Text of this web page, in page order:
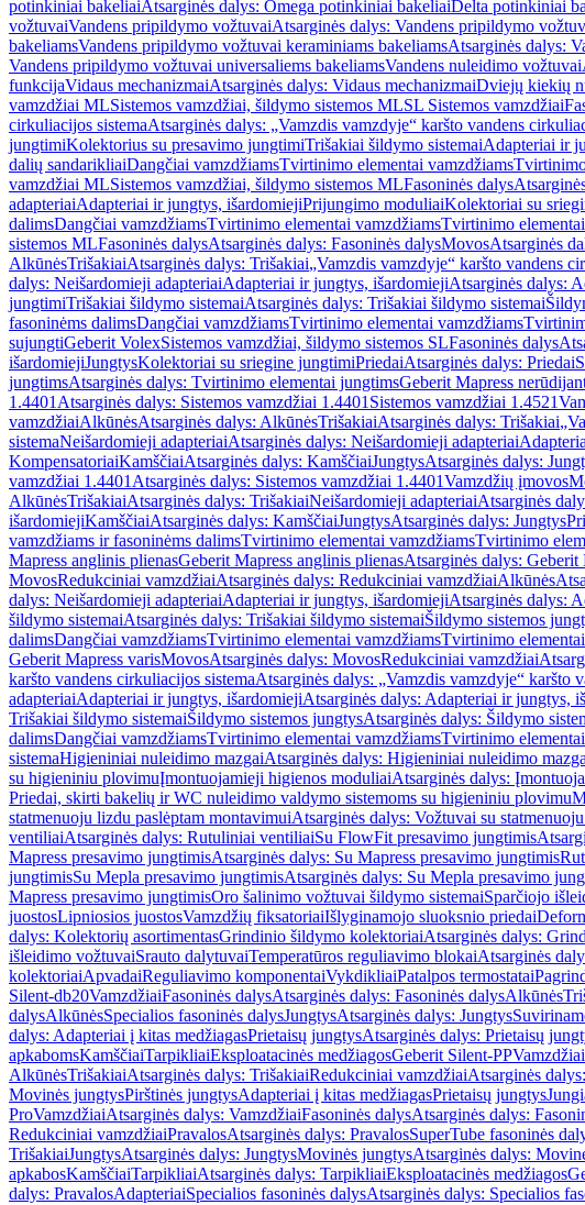
potinkiniai bakeliaiAtsarginės dalys: Omega potinkiniai bakeliaiDelta potinkiniai
vožtuvaiVandens pripildymo vožtuvaiAtsarginės dalys: Vandens pripildymo
bakeliamsVandens pripildymo vožtuvai keraminiams bakeliamsAtsarginės dalys:
Vandens pripildymo vožtuvai universaliems bakeliamsVandens nuleidimo vožtuvai
funkcijaVidaus mechanizmaiAtsarginės dalys: Vidaus mechanizmaiDviejų kiekių
vamzdžiai MLSistemos vamzdžiai, šildymo sistemos MLSL Sistemos vamzdžiai
cirkuliacijos sistemaAtsarginės dalys: „Vamzdis vamzdyje“ karšto vandens
jungtimiKolektorius su presavimo jungtimiTrišakiai šildymo sistemaiAdapteriai ir
dalių sandarikliaiDangčiai vamzdžiamsTvirtinimo elementai vamzdžiams
vamzdžiai MLSistemos vamzdžiai, šildymo sistemos MLFasoninės dalys
adapteriaiAdapteriai ir jungtys, išardomiejiPrijungimo moduliaiKolektoriai su
dalimsDangčiai vamzdžiamsTvirtinimo elementai vamzdžiamsTvirtinimo
sistemos MLFasoninės dalysAtsarginės dalys: Fasoninės dalysMovosAtsarginės
AlkūnėsTrišakiaiAtsarginės dalys: Trišakiai„Vamzdis vamzdyje“ karšto vandens
dalys: Neišardomieji adapteriaiAdapteriai ir jungtys, išardomiejiAtsarginės dalys:
jungtimiTrišakiai šildymo sistemaiAtsarginės dalys: Trišakiai šildymo sistemai
fasoninėms dalimsDangčiai vamzdžiamsTvirtinimo elementai vamzdžiams
sujungtiGeberit VolexSistemos vamzdžiai, šildymo sistemos SLFasoninės dalys
išardomiejiJungtysKolektoriai su sriegine jungtimiPriedaiAtsarginės dalys: Priedai
jungtimsAtsarginės dalys: Tvirtinimo elementai jungtimsGeberit Mapress
1.4401 Atsarginės dalys: Sistemos vamzdžiai 1.4401 Sistemos vamzdžiai 1.4521
vamzdžiaiAlkūnėsAtsarginės dalys: AlkūnėsTrišakiaiAtsarginės dalys: Trišakiai
sistemaNeišardomieji adapteriaiAtsarginės dalys: Neišardomieji adapteriai
KompensatoriaiKamščiaiAtsarginės dalys: KamščiaiJungtysAtsarginės dalys:
vamzdžiai 1.4401 Atsarginės dalys: Sistemos vamzdžiai 1.4401Vamzdžių įmovos
AlkūnėsTrišakiaiAtsarginės dalys: TrišakiaiNeišardomieji adapteriaiAtsarginės
išardomiejiKamščiaiAtsarginės dalys: KamščiaiJungtysAtsarginės dalys: Jungtys
vamzdžiams ir fasoninėms dalimsTvirtinimo elementai vamzdžiamsTvirtinimo
Mapress anglinis plienasGeberit Mapress anglinis plienasAtsarginės dalys: Geberit
MovosRedukciniai vamzdžiaiAtsarginės dalys: Redukciniai vamzdžiaiAlkūnės
dalys: Neišardomieji adapteriaiAdapteriai ir jungtys, išardomiejiAtsarginės dalys:
šildymo sistemaiAtsarginės dalys: Trišakiai šildymo sistemaiŠildymo sistemos
dalimsDangčiai vamzdžiamsTvirtinimo elementai vamzdžiamsTvirtinimo
Geberit Mapress varisMovosAtsarginės dalys: MovosRedukciniai vamzdžiai
karšto vandens cirkuliacijos sistemaAtsarginės dalys: „Vamzdis vamzdyje“ karšto
adapteriaiAdapteriai ir jungtys, išardomiejiAtsarginės dalys: Adapteriai ir jungtys,
Trišakiai šildymo sistemaiŠildymo sistemos jungtysAtsarginės dalys: Šildymo
dalimsDangčiai vamzdžiamsTvirtinimo elementai vamzdžiamsTvirtinimo
sistemaHigieniniai nuleidimo mazgaiAtsarginės dalys: Higieniniai nuleidimo
su higieniniu plovimuĮmontuojamieji higienos moduliaiAtsarginės dalys:
Priedai, skirti bakelių ir WC nuleidimo valdymo sistemoms su higieniniu plovimu
statmenuoju lizdu paslėptam montavimuiAtsarginės dalys: Vožtuvai su
ventiliaiAtsarginės dalys: Rutuliniai ventiliaiSu FlowFit presavimo jungtimis
Mapress presavimo jungtimisAtsarginės dalys: Su Mapress presavimo jungtimis
jungtimisSu Mepla presavimo jungtimisAtsarginės dalys: Su Mepla presavimo
Mapress presavimo jungtimisOro šalinimo vožtuvai šildymo sistemaiSparčiojo
juostosLipniosios juostosVamzdžių fiksatoriaiIšlyginamojo sluoksnio priedai
dalys: Kolektorių asortimentasGrindinio šildymo kolektoriaiAtsarginės dalys:
išleidimo vožtuvaiSrauto dalytuvaiTemperatūros reguliavimo blokaiAtsarginės
kolektoriaiApvadaiReguliavimo komponentaiVykdikliaiPatalpos termostatai
Silent-db20VamzdžiaiFasoninės dalysAtsarginės dalys: Fasoninės dalysAlkūnės
dalysAlkūnėsSpecialios fasoninės dalysJungtysAtsarginės dalys: Jungtys
dalys: Adapteriai į kitas medžiagasPrietaisų jungtysAtsarginės dalys: Prietaisų
apkabomsKamščiaiTarpikliaiEksploatacinės medžiagosGeberit Silent-PPVamzdžiai
AlkūnėsTrišakiaiAtsarginės dalys: TrišakiaiRedukciniai vamzdžiaiAtsarginės
Movinės jungtysPirštinės jungtysAdapteriai į kitas medžiagasPrietaisų jungtys
ProVamzdžiaiAtsarginės dalys: VamzdžiaiFasoninės dalysAtsarginės dalys:
Redukciniai vamzdžiaiPravalosAtsarginės dalys: PravalosSuperTube fasoninės
TrišakiaiJungtysAtsarginės dalys: JungtysMovinės jungtysAtsarginės dalys:
apkabosKamščiaiTarpikliaiAtsarginės dalys: TarpikliaiEksploatacinės medžiagos
dalys: PravalosAdapteriaiSpecialios fasoninės dalysAtsarginės dalys: Specialios